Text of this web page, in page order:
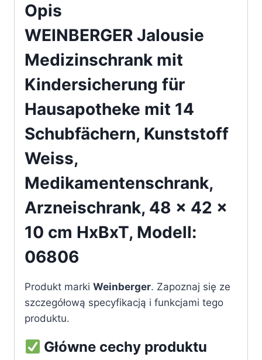
Opis
WEINBERGER Jalousie
Medizinschrank mit
Kindersicherung für
Hausapotheke mit 14
Schubfächern, Kunststoff
Weiss,
Medikamentenschrank,
Arzneischrank, 48 x 42 x
10 cm HxBxT, Modell:
06806
Produkt marki Weinberger. Zapoznaj się ze
szczegółową specyfikacją i funkcjami tego
produktu.
Główne cechy produktu